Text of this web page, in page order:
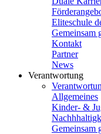
Eliteschule
Gemeinsam
Kontakt
Partner
News
Verantwortung
Allgemeines
Kinder- &
Gemeinsam